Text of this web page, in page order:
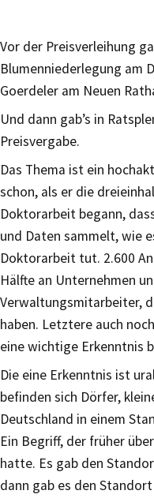
Vor der Preisverleihung
Blumenniederlegung am
Goerdeler am Neuen
Und dann gab’s in
Preisvergabe.
Das Thema ist ein
schon, als er die
Doktorarbeit begann,
und Daten sammelt, wie
Doktorarbeit tut. 2.600
Hälfte an Unternehmen
Verwaltungsmitarbeiter,
haben. Letztere auch
eine wichtige Erkenntnis
Die eine Erkenntnis ist
befinden sich Dörfer,
Deutschland in einem
Ein Begriff, der früher
hatte. Es gab den
dann gab es den